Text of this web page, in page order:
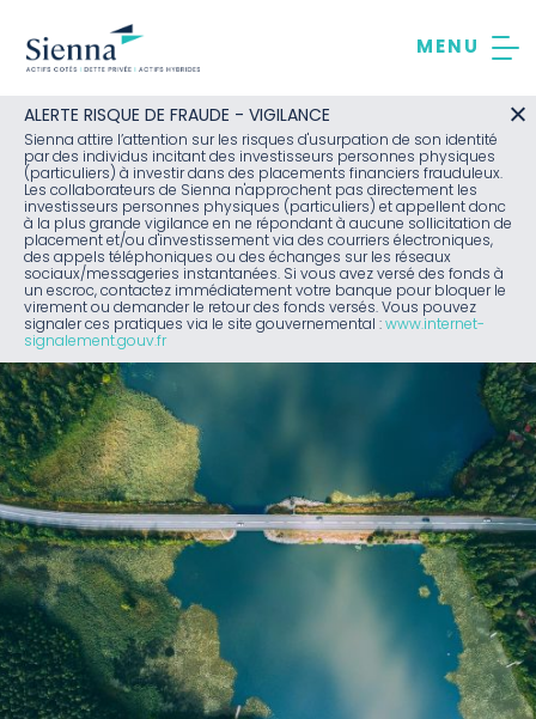
contenu
ALERTE RISQUE DE FRAUDE - VIGILANCE
Sienna attire l’attention sur les risques d'usurpation de son identité
par des individus incitant des investisseurs personnes physiques
(particuliers) à investir dans des placements financiers frauduleux.
Les collaborateurs de Sienna n'approchent pas directement les
investisseurs personnes physiques (particuliers) et appellent donc
à la plus grande vigilance en ne répondant à aucune sollicitation de
placement et/ou d'investissement via des courriers électroniques,
des appels téléphoniques ou des échanges sur les réseaux
sociaux/messageries instantanées. Si vous avez versé des fonds à
un escroc, contactez immédiatement votre banque pour bloquer le
virement ou demander le retour des fonds versés. Vous pouvez
signaler ces pratiques via le site gouvernemental : www.internet-
signalement.gouv.fr